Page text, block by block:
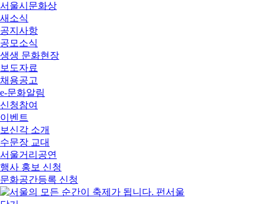
서울시문화상
새소식
공지사항
공모소식
생생 문화현장
보도자료
채용공고
e-문화알림
신청참여
이벤트
보신각 소개
수문장 교대
서울거리공연
행사 홍보 신청
문화공간등록 신청